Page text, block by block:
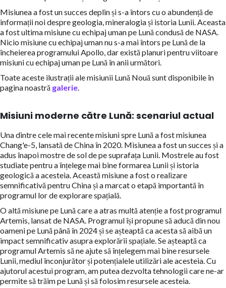
Misiunea a fost un succes deplin și s-a întors cu o abundență de
informații noi despre geologia, mineralogia și istoria Lunii. Aceasta
a fost ultima misiune cu echipaj uman pe Lună condusă de NASA.
Nicio misiune cu echipaj uman nu s-a mai întors pe Lună de la
încheierea programului Apollo, dar există planuri pentru viitoare
misiuni cu echipaj uman pe Lună în anii următori.
Toate aceste ilustrații ale misiunii Lună Nouă sunt disponibile în
pagina noastră galerie.
Misiuni moderne către Lună: scenariul actual
Una dintre cele mai recente misiuni spre Lună a fost misiunea
Chang'e-5, lansată de China în 2020. Misiunea a fost un succes și a
adus înapoi mostre de sol de pe suprafața Lunii. Mostrele au fost
studiate pentru a înțelege mai bine formarea Lunii și istoria
geologică a acesteia. Această misiune a fost o realizare
semnificativă pentru China și a marcat o etapă importantă în
programul lor de explorare spațială.
O altă misiune pe Lună care a atras multă atenție a fost programul
Artemis, lansat de NASA. Programul își propune să aducă din nou
oameni pe Lună până în 2024 și se așteaptă ca acesta să aibă un
impact semnificativ asupra explorării spațiale. Se așteaptă ca
programul Artemis să ne ajute să înțelegem mai bine resursele
Lunii, mediul înconjurător și potențialele utilizări ale acesteia. Cu
ajutorul acestui program, am putea dezvolta tehnologii care ne-ar
permite să trăim pe Lună și să folosim resursele acesteia.